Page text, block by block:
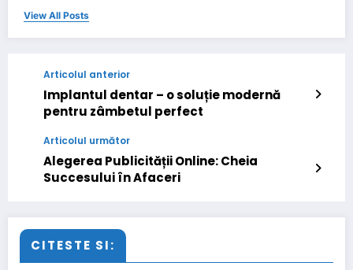
View All Posts
Articolul anterior
Implantul dentar – o soluție modernă
pentru zâmbetul perfect
Articolul următor
Alegerea Publicității Online: Cheia
Succesului în Afaceri
CITESTE SI: